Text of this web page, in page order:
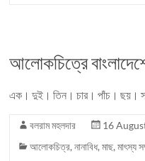
আলোকচিত্রে
এক। দুই। তিন। চার। পাঁচ। ছয়।
বলরাম মহলদার
16
আলোকচিত্র,নানাবিধ,মাছ,মাৎস্য